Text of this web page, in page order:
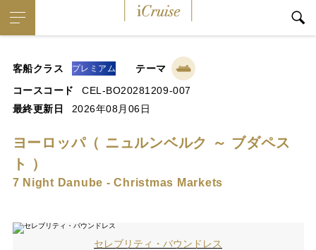
客船クラス プレミアム
テーマ
コースコード
CEL-BO20281209-007
最終更新日
2026年08月06日
ヨーロッパ（ ニュルンベルク ～ ブダペス
ト ）
7 Night Danube - Christmas Markets
セレブリティ・バウンドレス